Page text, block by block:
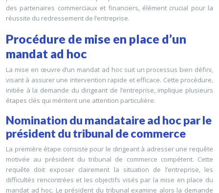
des partenaires commerciaux et financiers, élément crucial pour la
réussite du redressement de l’entreprise.
Procédure de mise en place d’un
mandat ad hoc
La mise en œuvre d’un mandat ad hoc suit un processus bien défini,
visant à assurer une intervention rapide et efficace. Cette procédure,
initiée à la demande du dirigeant de l’entreprise, implique plusieurs
étapes clés qui méritent une attention particulière.
Nomination du mandataire ad hoc par le
président du tribunal de commerce
La première étape consiste pour le dirigeant à adresser une requête
motivée au président du tribunal de commerce compétent. Cette
requête doit exposer clairement la situation de l’entreprise, les
difficultés rencontrées et les objectifs visés par la mise en place du
mandat ad hoc. Le président du tribunal examine alors la demande